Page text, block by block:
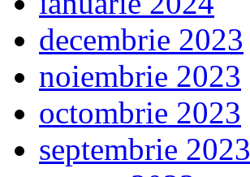
decembrie 2023
noiembrie 2023
octombrie 2023
septembrie 2023